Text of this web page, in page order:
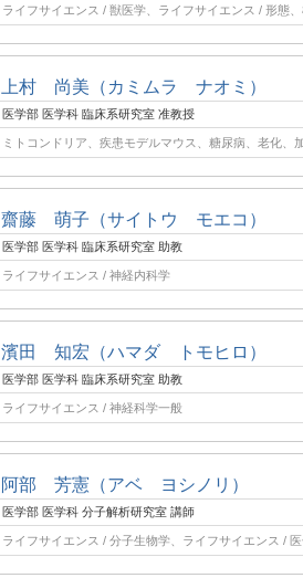
ライフサイエンス / 獣医学、ライフサイエンス / 形態
上村 尚美（カミムラ ナオミ）
医学部 医学科 臨床系研究室 准教授
ミトコンドリア、疾患モデルマウス、糖尿病、老化、
齋藤 萌子（サイトウ モエコ）
医学部 医学科 臨床系研究室 助教
ライフサイエンス / 神経内科学
濱田 知宏（ハマダ トモヒロ）
医学部 医学科 臨床系研究室 助教
ライフサイエンス / 神経科学一般
阿部 芳憲（アベ ヨシノリ）
医学部 医学科 分子解析研究室 講師
ライフサイエンス / 分子生物学、ライフサイエンス /